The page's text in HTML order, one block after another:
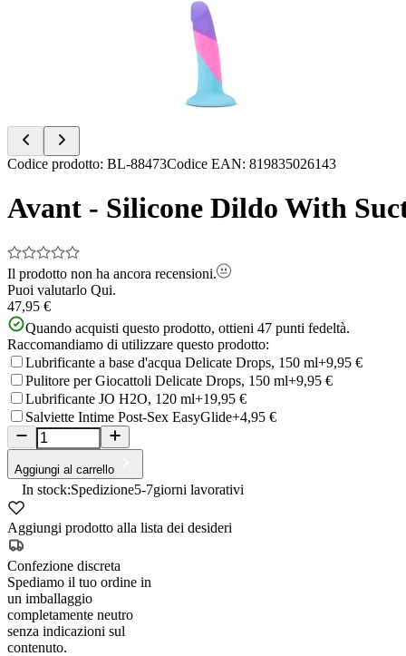
Item
of
6
Codice prodotto: BL-88473Codice EAN: 819835026143
Avant - Silicone Dildo With
Il prodotto non ha ancora recensioni.
Puoi valutarlo Qui.
47,95 €
Quando acquisti questo prodotto, ottieni 47 punti fedeltà.
Raccomandiamo di utilizzare questo prodotto:
Lubrificante a base d'acqua Delicate Drops, 150 ml+9,95 €
Pulitore per Giocattoli Delicate Drops, 150 ml+9,95 €
Lubrificante JO H2O, 120 ml+19,95 €
Salviette Intime Post-Sex EasyGlide+4,95 €
Aggiungi al carrello
In stock:Spedizione5-7giorni lavorativi
Aggiungi prodotto alla lista dei desideri
Confezione discreta
Spediamo il tuo ordine in
un imballaggio
completamente neutro
senza indicazioni sul
contenuto.